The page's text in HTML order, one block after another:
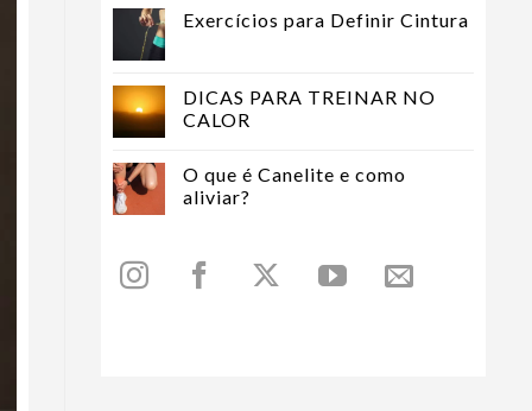
Exercícios para Definir Cintura
DICAS PARA TREINAR NO
CALOR
O que é Canelite e como
aliviar?